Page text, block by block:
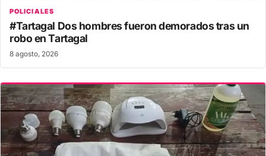
POLICIALES
#Tartagal Dos hombres fueron demorados tras un
robo en Tartagal
8 agosto, 2026